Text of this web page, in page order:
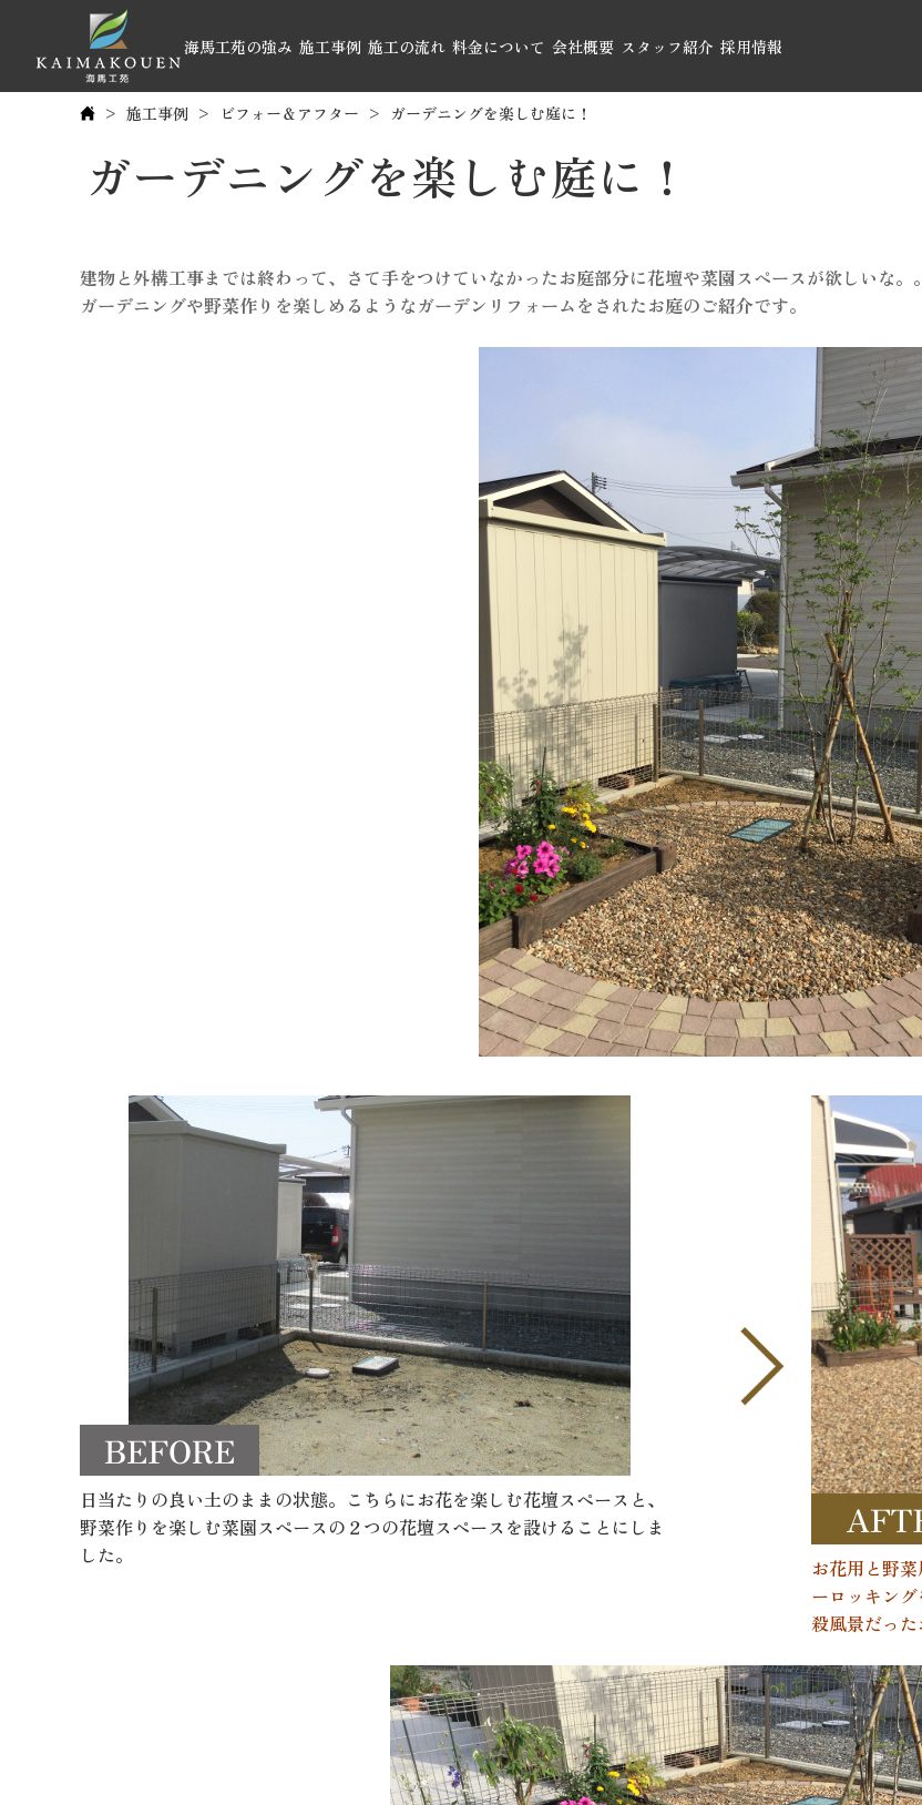
海馬工苑の強み 施工事例 施工の流れ 料金について 会社概要 スタッフ紹介 採用情報
施工事例 ビフォー＆アフター ガーデニングを楽しむ庭に！
ガーデニングを楽しむ庭に！
建物と外構工事までは終わって、さて手をつけていなかったお庭部分に花壇や菜園スペースが欲しいな
ガーデニングや野菜作りを楽しめるようなガーデンリフォームをされたお庭のご紹介です。
日当たりの良い土のままの状態。こちらにお花を楽しむ花壇スペースと、
野菜作りを楽しむ菜園スペースの２つの花壇スペースを設けることにしま
した。
お花用と野
ーロッキン
殺風景だっ